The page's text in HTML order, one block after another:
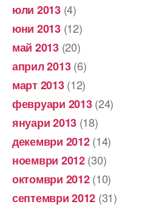
юли 2013(4)
юни 2013(12)
май 2013(20)
април 2013(6)
март 2013(12)
февруари 2013(24)
януари 2013 (18)
декември 2012(14)
ноември 2012(30)
октомври 2012(10)
септември 2012 (31)